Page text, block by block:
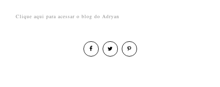
Clique aqui para acessar o blog do Adryan